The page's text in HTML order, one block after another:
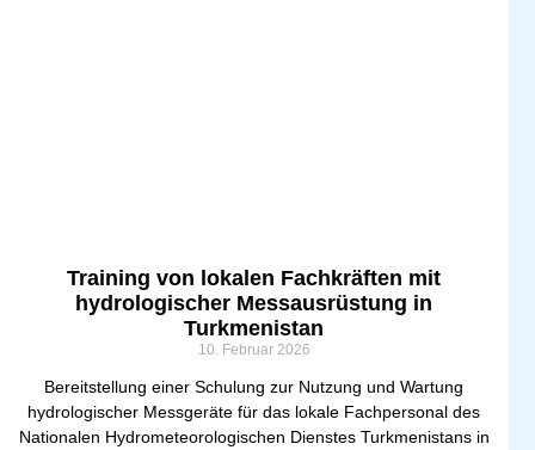
Training von lokalen Fachkräften mit
hydrologischer Messausrüstung in
Turkmenistan
10. Februar 2026
Bereitstellung einer Schulung zur Nutzung und Wartung
hydrologischer Messgeräte für das lokale Fachpersonal des
Nationalen Hydrometeorologischen Dienstes Turkmenistans in